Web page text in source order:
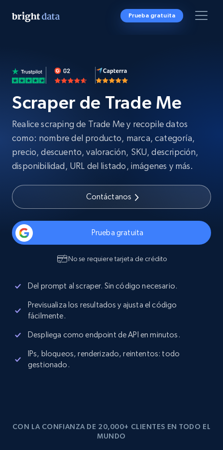
Prueba gratuita
Scraper de Trade Me
Realice scraping de Trade Me y recopile datos
como: nombre del producto, marca, categoría,
precio, descuento, valoración, SKU, descripción,
disponibilidad, URL del listado, imágenes y más.
Contáctanos
Prueba gratuita
No se requiere tarjeta de crédito
Del prompt al scraper. Sin código necesario.
Previsualiza los resultados y ajusta el código
fácilmente.
Despliega como endpoint de API en minutos.
IPs, bloqueos, renderizado, reintentos: todo
gestionado.
CON LA CONFIANZA DE 20,000+ CLIENTES EN TODO EL
MUNDO